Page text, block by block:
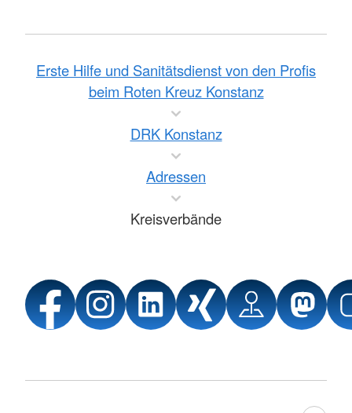
Erste Hilfe und Sanitätsdienst von den Profis
beim Roten Kreuz Konstanz
DRK Konstanz
Adressen
Kreisverbände